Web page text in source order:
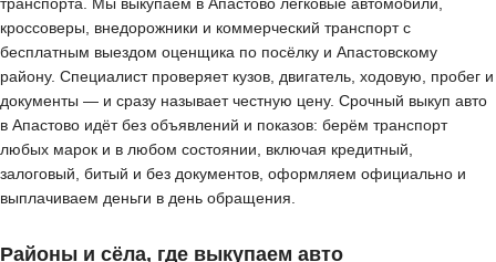
кроссоверы, внедорожники и коммерческий транспорт с
бесплатным выездом оценщика по посёлку и Апастовскому
району. Специалист проверяет кузов, двигатель, ходовую, пробег и
документы — и сразу называет честную цену. Срочный выкуп авто
в Апастово идёт без объявлений и показов: берём транспорт
любых марок и в любом состоянии, включая кредитный,
залоговый, битый и без документов, оформляем официально и
выплачиваем деньги в день обращения.
Районы и сёла, где выкупаем авто